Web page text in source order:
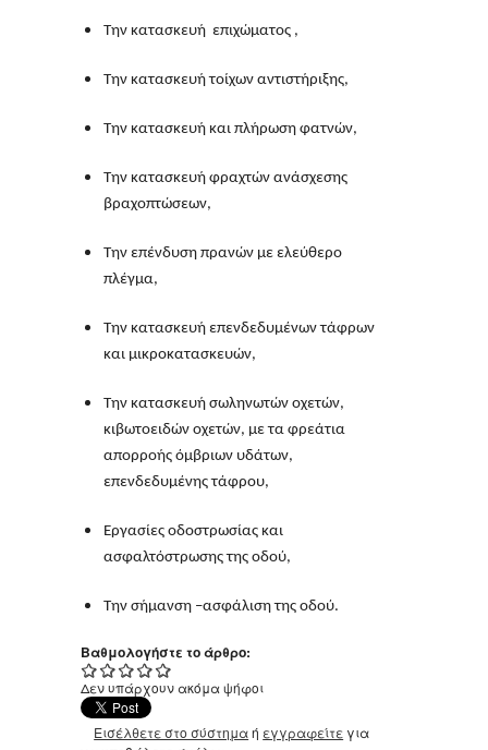
Την κατασκευή επιχώματος ,
Την κατασκευή τοίχων αντιστήριξης,
Την κατασκευή και πλήρωση φατνών,
Την κατασκευή φραχτών ανάσχεσης
βραχοπτώσεων,
Την επένδυση πρανών με ελεύθερο
πλέγμα,
Την κατασκευή επενδεδυμένων τάφρων
και μικροκατασκευών,
Την κατασκευή σωληνωτών οχετών,
κιβωτοειδών οχετών, με τα φρεάτια
απορροής όμβριων υδάτων,
επενδεδυμένης τάφρου,
Εργασίες οδοστρωσίας και
ασφαλτόστρωσης της οδού,
Την σήμανση –ασφάλιση της οδού.
Βαθμολογήστε το άρθρο:
Δεν υπάρχουν ακόμα ψήφοι
Εισέλθετε στο σύστημαή εγγραφείτε για